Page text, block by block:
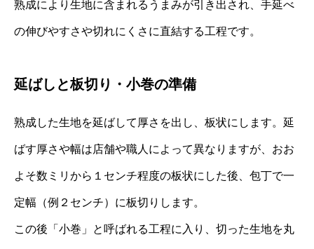
熟成により生地に含まれるうまみが引き出され、手延べ
の伸びやすさや切れにくさに直結する工程です。
延ばしと板切り・小巻の準備
熟成した生地を延ばして厚さを出し、板状にします。延
ばす厚さや幅は店舗や職人によって異なりますが、おお
よそ数ミリから１センチ程度の板状にした後、包丁で一
定幅（例２センチ）に板切りします。
この後「小巻」と呼ばれる工程に入り、切った生地を丸